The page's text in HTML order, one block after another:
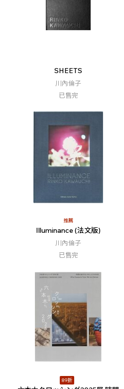
SHEETS
川內倫子
已售完
推薦
Illuminance (法文版)
川內倫子
已售完
89折